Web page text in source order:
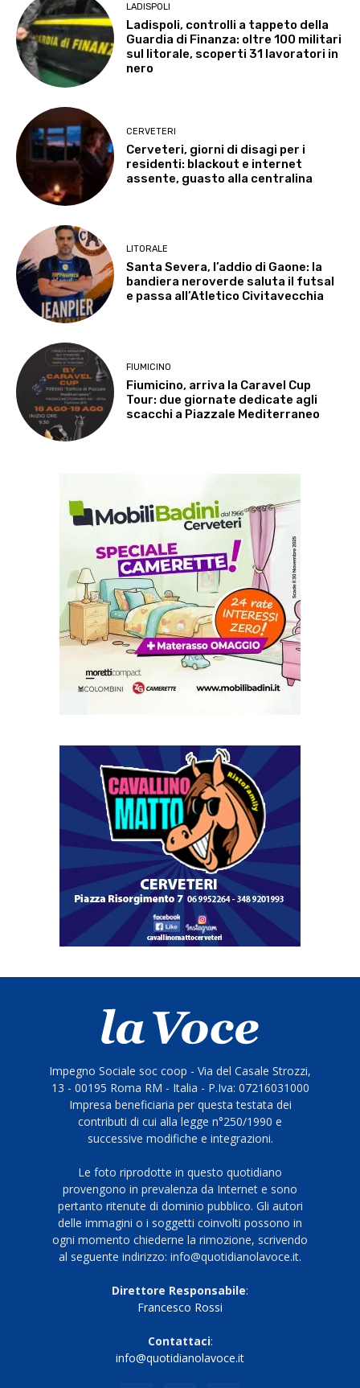
LADISPOLI
Ladispoli, controlli a tappeto della
Guardia di Finanza: oltre 100 militari
sul litorale, scoperti 31 lavoratori in
nero
CERVETERI
Cerveteri, giorni di disagi per i
residenti: blackout e internet
assente, guasto alla centralina
LITORALE
Santa Severa, l’addio di Gaone: la
bandiera neroverde saluta il futsal
e passa all’Atletico Civitavecchia
FIUMICINO
Fiumicino, arriva la Caravel Cup
Tour: due giornate dedicate agli
scacchi a Piazzale Mediterraneo
Impegno Sociale soc coop - Via del Casale Strozzi,
13 - 00195 Roma RM - Italia - P.Iva: 07216031000
Impresa beneficiaria per questa testata dei
contributi di cui alla legge n°250/1990 e
successive modifiche e integrazioni.
Le foto riprodotte in questo quotidiano
provengono in prevalenza da Internet e sono
pertanto ritenute di dominio pubblico. Gli autori
delle immagini o i soggetti coinvolti possono in
ogni momento chiederne la rimozione, scrivendo
al seguente indirizzo: info@quotidianolavoce.it.
Direttore Responsabile:
Francesco Rossi
Contattaci:
info@quotidianolavoce.it